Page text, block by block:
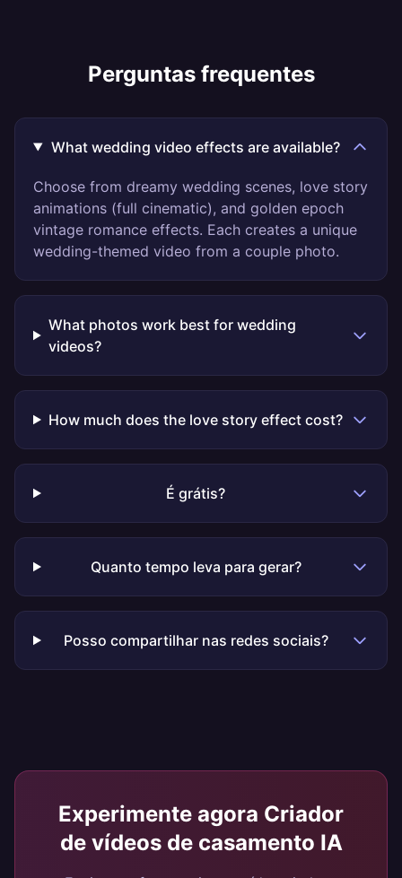
Perguntas frequentes
What wedding video effects are available?
Choose from dreamy wedding scenes, love story
animations (full cinematic), and golden epoch
vintage romance effects. Each creates a unique
wedding-themed video from a couple photo.
What photos work best for wedding
videos?
How much does the love story effect cost?
É grátis?
Quanto tempo leva para gerar?
Posso compartilhar nas redes sociais?
Experimente agora Criador
de vídeos de casamento IA